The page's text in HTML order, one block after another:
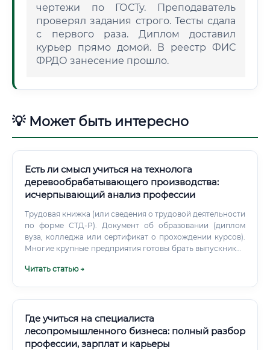
чертежи по ГОСТу. Преподаватель
проверял задания строго. Тесты сдала
с первого раза. Диплом доставил
курьер прямо домой. В реестр ФИС
ФРДО занесение прошло.
💡 Может быть интересно
Есть ли смысл учиться на технолога
деревообрабатывающего производства:
исчерпывающий анализ профессии
Трудовая книжка (или сведения о трудовой деятельности
по форме СТД-Р). Документ об образовании (диплом
вуза, колледжа или сертификат о прохождении курсов).
Многие крупные предприятия готовы брать выпускников
помощник) и обучать их "под себя".
Читать статью →
Где учиться на специалиста
лесопромышленного бизнеса: полный разбор
профессии, зарплат и карьеры